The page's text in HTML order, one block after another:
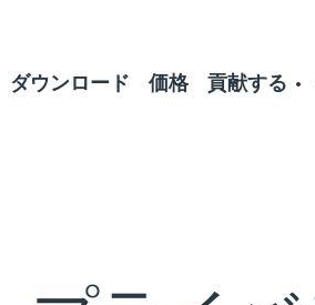
ダウンロード 価格 貢献する